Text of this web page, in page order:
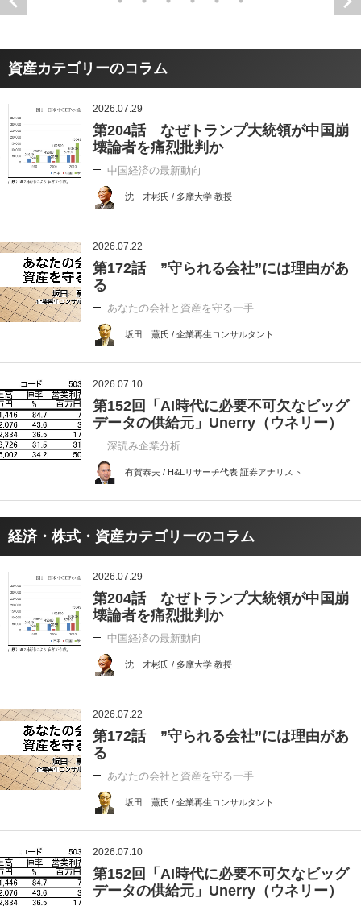
資産カテゴリーのコラム
2026.07.29
第204話 なぜトランプ大統領が中国崩
壊論者を痛烈批判か
中国経済の最新動向
沈 才彬氏 / 多摩大学 教授
2026.07.22
第172話 ”守られる会社”には理由があ
る
あなたの会社と資産を守る一手
坂田 薫氏 / 企業再生コンサルタント
2026.07.10
第152回「AI時代に必要不可欠なビッグ
データの供給元」Unerry（ウネリー）
深読み企業分析
有賀泰夫 / H&Lリサーチ代表 証券アナリスト
経済・株式・資産カテゴリーのコラム
2026.07.29
第204話 なぜトランプ大統領が中国崩
壊論者を痛烈批判か
中国経済の最新動向
沈 才彬氏 / 多摩大学 教授
2026.07.22
第172話 ”守られる会社”には理由があ
る
あなたの会社と資産を守る一手
坂田 薫氏 / 企業再生コンサルタント
2026.07.10
第152回「AI時代に必要不可欠なビッグ
データの供給元」Unerry（ウネリー）